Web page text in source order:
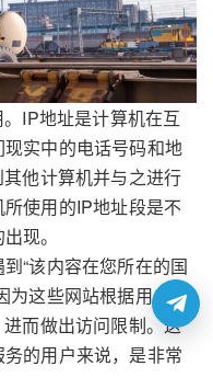
IP地址是计算机在互
实中的电话号码和地
他计算机并与之进行
使用的IP地址段是不
现。
“该内容在您所在的国
为这些网站根据用户的
而做出访问限制。这
的用户来说，是非常